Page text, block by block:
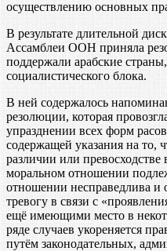
осуществлению основных
В результате длительной
Ассамблеи ООН приняла
поддержали арабские
социалистического блока.
В ней содержалось
резолюции, которая
упразднении всех форм
содержащей указания на то,
различии или
моральном отношении
отношении несправедлива
тревогу в связи с
ещё имеющими место в
ряде случаев укореняется
путём законодательных,